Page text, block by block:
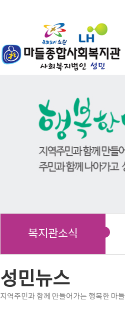
복지관소식
성민뉴스
지역주민과 함께 만들어가는 행복한 마들